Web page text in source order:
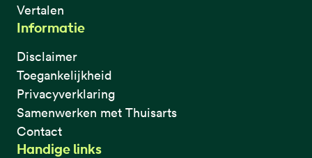
Vertalen
Informatie
Disclaimer
Toegankelijkheid
Privacyverklaring
Samenwerken met Thuisarts
Contact
Handige links